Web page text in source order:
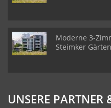
Moderne 3-
Steimker Gärten
UNSERE